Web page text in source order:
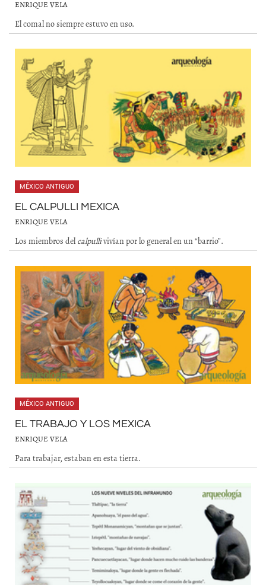
ENRIQUE VELA
El comal no siempre estuvo en uso.
MÉXICO ANTIGUO
EL CALPULLI MEXICA
ENRIQUE VELA
Los miembros del calpullivivían por lo general en un “barrio”.
MÉXICO ANTIGUO
EL TRABAJO Y LOS MEXICA
ENRIQUE VELA
Para trabajar, estaban en esta tierra.